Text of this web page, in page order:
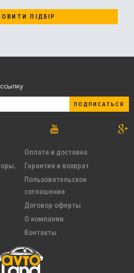
ПІДБІР
Оплата и доставка
Гарантия и возврат
Пользовательское
соглашение
Договор оферты
О компании
Контакты
ПОДПИСАТЬСЯ